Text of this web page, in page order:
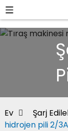
Ev Şarj
hidrojen pili 2/